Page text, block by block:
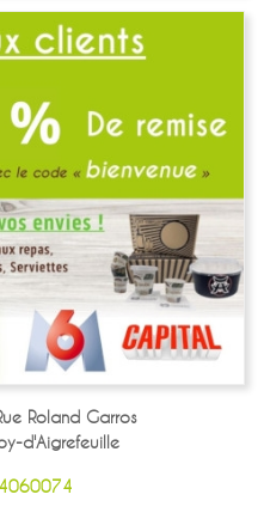
Roland Garros
d'Aigrefeuille